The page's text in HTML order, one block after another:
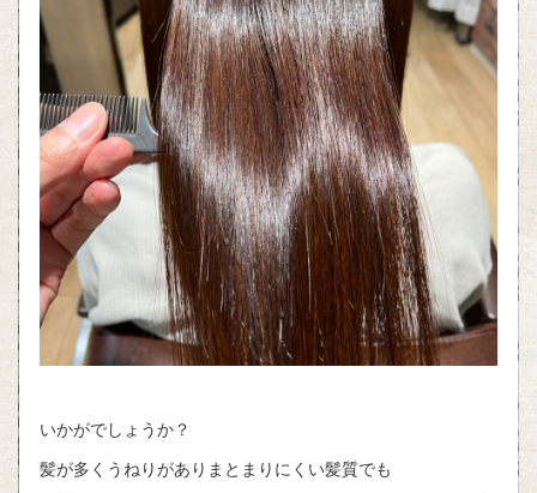
いかがでしょうか？
髪が多くうねりがありまとまりにくい髪質でも